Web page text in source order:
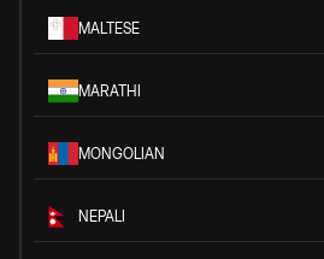
MALTESE
MARATHI
MONGOLIAN
NEPALI